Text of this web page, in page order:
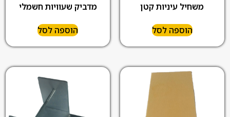
משחיל עיניות קטן
הוספה לסל
מדביק שעוויות חשמלי
הוספה לסל